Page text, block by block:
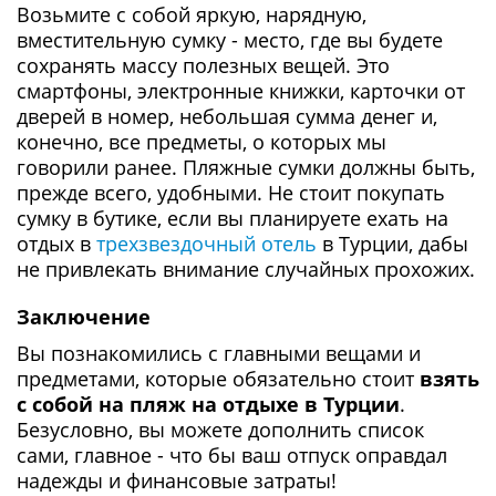
Возьмите с собой яркую, нарядную,
вместительную сумку - место, где вы будете
сохранять массу полезных вещей. Это
смартфоны, электронные книжки, карточки от
дверей в номер, небольшая сумма денег и,
конечно, все предметы, о которых мы
говорили ранее. Пляжные сумки должны быть,
прежде всего, удобными. Не стоит покупать
сумку в бутике, если вы планируете ехать на
отдых в трехзвездочный отель в Турции, дабы
не привлекать внимание случайных прохожих.
Заключение
Вы познакомились с главными вещами и
предметами, которые обязательно стоит взять
с собой на пляж на отдыхе в Турции.
Безусловно, вы можете дополнить список
сами, главное - что бы ваш отпуск оправдал
надежды и финансовые затраты!